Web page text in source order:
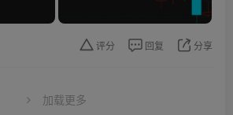
评分 回复 分享
加载更多